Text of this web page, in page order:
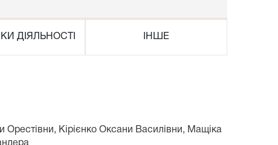
ДІЯЛЬНОСТІ ІНШЕ
Орестівни, Кірієнко Оксани Василівни, Мащіка